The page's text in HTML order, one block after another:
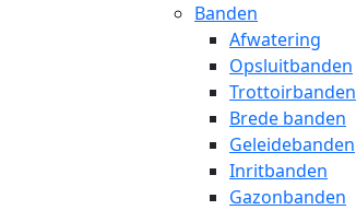
Banden
Afwatering
Opsluitbanden
Trottoirbanden
Brede banden
Geleidebanden
Inritbanden
Gazonbanden